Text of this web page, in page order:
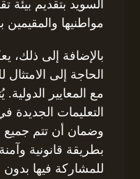
السويد بتقديم بيئة
مواطنيها والمقيمين
بالإضافة إلى ذلك،
الحاجة إلى الامتثال
مع المعايير
التعليمات الجديدة
بطريقة قانونية
للمشاركة فيها